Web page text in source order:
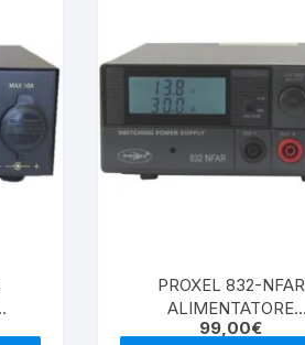
PROXEL 832-NFAR
ALIMENTATORE
SWITCHING 30/32A
99,00€